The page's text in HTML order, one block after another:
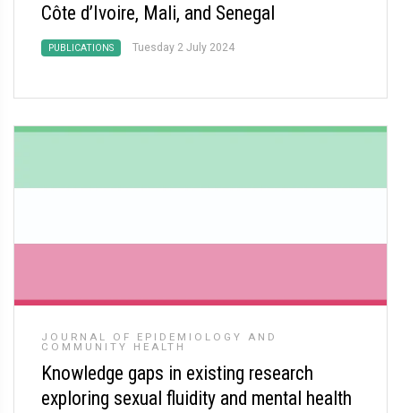
Côte d’Ivoire, Mali, and Senegal
PUBLICATIONS Tuesday 2 July 2024
JOURNAL OF EPIDEMIOLOGY AND
COMMUNITY HEALTH
Knowledge gaps in existing research
exploring sexual fluidity and mental health